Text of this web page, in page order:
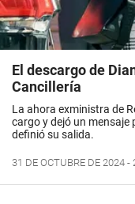
El descargo de
Cancillería
La ahora exministra de
cargo y dejó un mensaje
definió su salida.
31 DE OCTUBRE DE 2024 -